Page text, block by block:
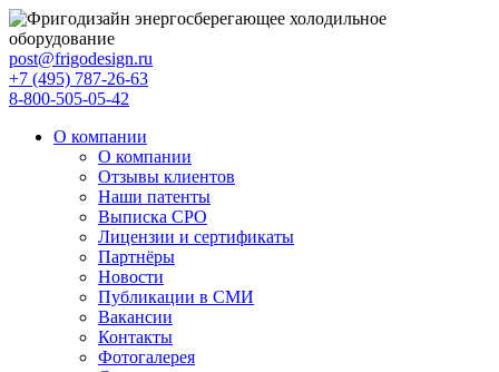
post@frigodesign.ru
+7 (495) 787-26-63
8-800-505-05-42
О компании
О компании
Отзывы клиентов
Наши патенты
Выписка СРО
Лицензии и сертификаты
Партнёры
Новости
Публикации в СМИ
Вакансии
Контакты
Фотогалерея